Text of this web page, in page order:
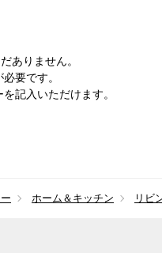
ありません。
必要です。
記入いただけます。
ホーム＆キッチン リビ